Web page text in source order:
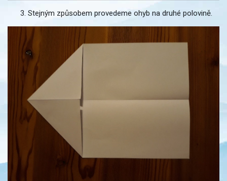
Stejným způsobem provedeme ohyb na druhé polovině.